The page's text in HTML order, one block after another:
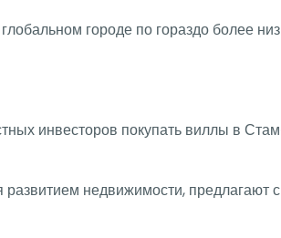
городе по гораздо более
инвесторов покупать виллы в
недвижимости, предлагают